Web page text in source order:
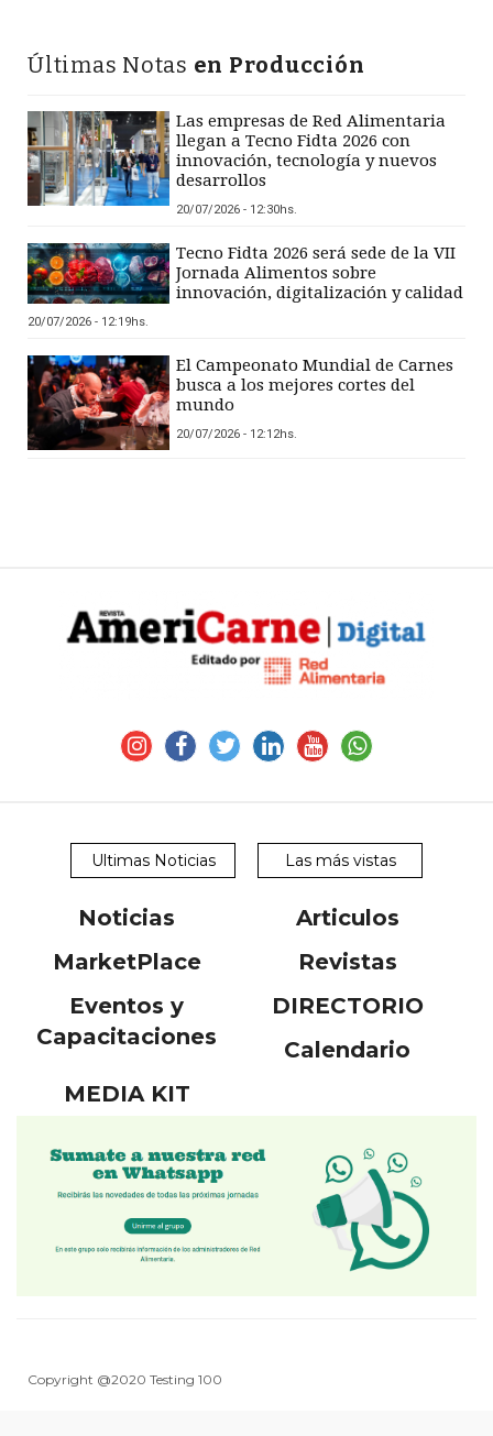
Últimas Notas en Producción
Las empresas de Red Alimentaria
llegan a Tecno Fidta 2026 con
innovación, tecnología y nuevos
desarrollos
20/07/2026 - 12:30hs.
Tecno Fidta 2026 será sede de la VII
Jornada Alimentos sobre
innovación, digitalización y calidad
20/07/2026 - 12:19hs.
El Campeonato Mundial de Carnes
busca a los mejores cortes del
mundo
20/07/2026 - 12:12hs.
Ultimas Noticias Las más vistas
Noticias
Articulos
MarketPlace
Revistas
Eventos y
Capacitaciones
DIRECTORIO
Calendario
MEDIA KIT
Copyright @2020 Testing 100